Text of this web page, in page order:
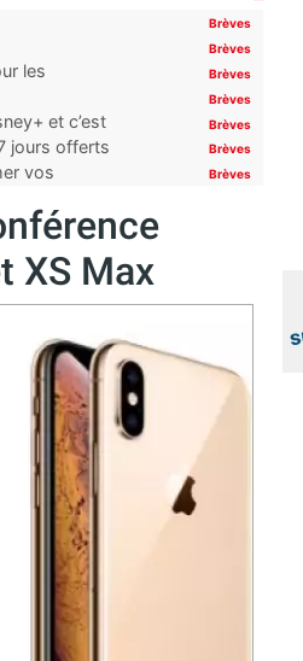
Brèves
Brèves
les
Brèves
Brèves
et c’est
Brèves
jours offerts Brèves
vos
Brèves
XS Max